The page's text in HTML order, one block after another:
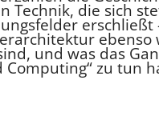
Technik, die sich
und was das
Computing“ zu tun